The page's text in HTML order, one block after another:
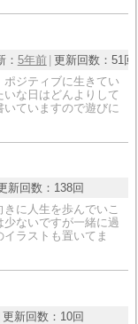
： 5年前 更新回数： 51回
ポジティブに生きてい
いな日はどんよりして
ていますので遊びに
新回数： 138回
に人生を歩んでいこ
少ないですが一緒に過
ラストも置いてま
更新回数： 10回